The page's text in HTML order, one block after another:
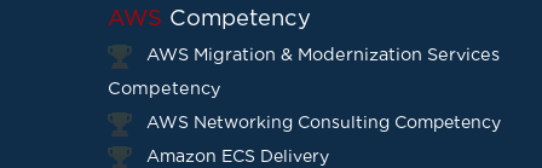
AWS Competency
AWS Migration & Modernization Services
Competency
AWS Networking Consulting Competency
Amazon ECS Delivery